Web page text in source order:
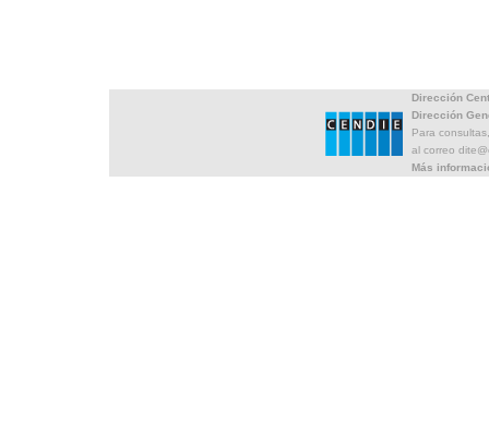
Dirección
Dirección
Para
al correo
Más